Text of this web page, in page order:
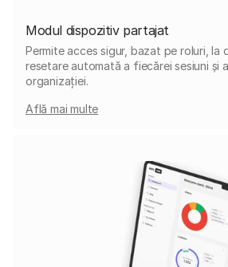
Modul dispozitiv partajat
Permite acces sigur, bazat pe roluri, la
resetare automată a fiecărei sesiuni și
organizației.
Află mai multe